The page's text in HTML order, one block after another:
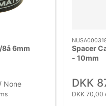
8å 6mm
/ None
Spacer
- 10mm
DKK
DKK 70,00